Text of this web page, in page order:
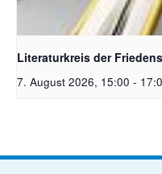
Bildquelle Pixabay
Literaturkreis der
7. August 2026, 15:00 -